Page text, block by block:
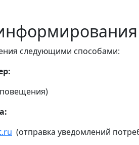
следующими способами:
(отправка уведомлений